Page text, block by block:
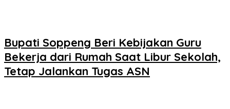
Bupati Soppeng Beri Kebijakan Guru
Bekerja dari Rumah Saat Libur Sekolah,
Tetap Jalankan Tugas ASN